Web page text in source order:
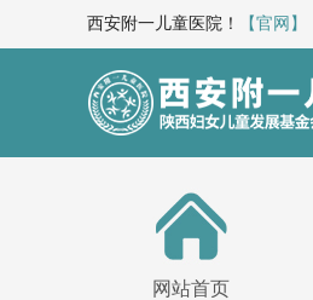
西安附一儿童医院！ 【官网】
网站首页